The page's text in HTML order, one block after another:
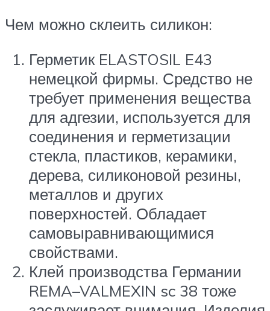
Чем можно склеить силикон:
Герметик ELASTOSIL E43
немецкой фирмы. Средство не
требует применения вещества
для адгезии, используется для
соединения и герметизации
стекла, пластиков, керамики,
дерева, силиконовой резины,
металлов и других
поверхностей. Обладает
самовыравнивающимися
свойствами.
Клей производства Германии
REMA–VALMEXIN sc 38 тоже